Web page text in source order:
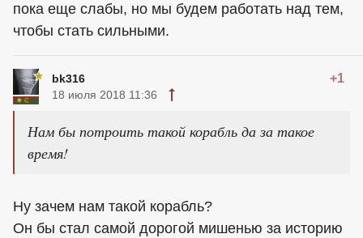
пока еще слабы, но мы будем работать над тем,
чтобы стать сильными.
bk316 +1
18 июля 2018 11:36
Нам бы потроить такой корабль да за такое
время!
Ну зачем нам такой корабль?
Он бы стал самой дорогой мишенью за историю